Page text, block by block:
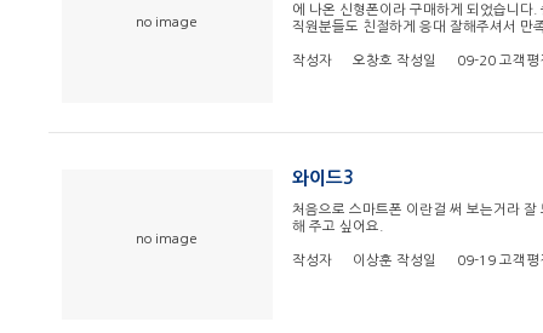
no image
에 나온 신형폰이라 구매하게 되었습니다
직원분들도 친절하게 응대 잘해주셔서
작성자 오창호 작성일 09-20 고객평
no image
와이드3
처음으로 스마트폰 이란걸 써 보는거라
해 주고 싶어요.
작성자 이상훈 작성일 09-19 고객평